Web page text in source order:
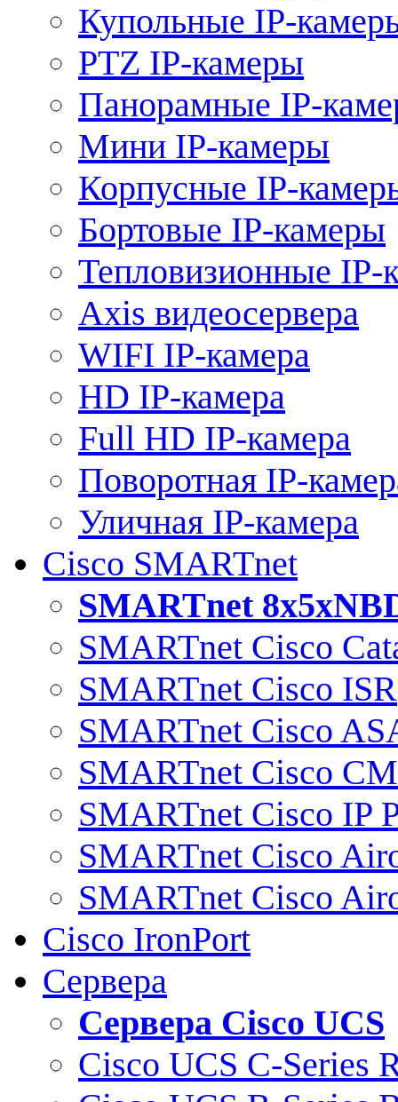
Купольные IP-
PTZ IP-камеры
Панорамные IP-
Мини IP-камеры
Корпусные IP-
Бортовые IP-камеры
Тепловизионные IP-
Axis видеосервера
WIFI IP-камера
HD IP-камера
Full HD IP-камера
Поворотная IP-
Уличная IP-камера
Cisco SMARTnet
SMARTnet
SMARTnet Cisco
SMARTnet Cisco ISR
SMARTnet Cisco
SMARTnet Cisco
SMARTnet Cisco IP
SMARTnet Cisco
SMARTnet Cisco
Cisco IronPort
Сервера
Сервера Cisco UCS
Cisco UCS C-Series